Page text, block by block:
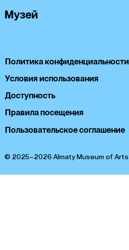
© 2025–2026 Almaty Museum of Arts
Политика конфиденциальности
Условия использования
Доступность
Правила посещения
Пользовательское соглашение
Музей